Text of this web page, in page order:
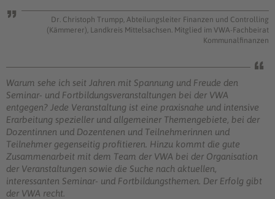
Dr. Christoph Trumpp, Abteilungsleiter Finanzen und Controlling
(Kämmerer), Landkreis Mittelsachsen. Mitglied im VWA-Fachbeirat
Kommunalfinanzen
Warum sehe ich seit Jahren mit Spannung und Freude den
Seminar- und Fortbildungsveranstaltungen bei der VWA
entgegen? Jede Veranstaltung ist eine praxisnahe und intensive
Erarbeitung spezieller und allgemeiner Themengebiete, bei der
Dozentinnen und Dozentenen und Teilnehmerinnen und
Teilnehmer gegenseitig profitieren. Hinzu kommt die gute
Zusammenarbeit mit dem Team der VWA bei der Organisation
der Veranstaltungen sowie die Suche nach aktuellen,
interessanten Seminar- und Fortbildungsthemen. Der Erfolg gibt
der VWA recht.